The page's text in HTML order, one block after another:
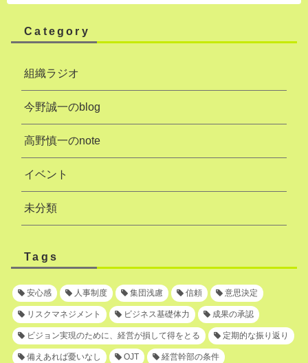
Category
組織ラジオ
今野誠一のblog
高野慎一のnote
イベント
未分類
Tags
安心感 人事制度 集団浅慮 信頼 意思決定
リスクマネジメント ビジネス基礎体力 成果の承認
ビジョン実現のために、経営が損して得をとる 定期的な振り返り
備えあれば憂いなし OJT 経営幹部の条件